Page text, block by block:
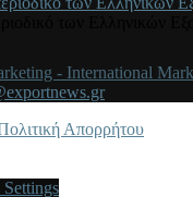
Απορρήτου